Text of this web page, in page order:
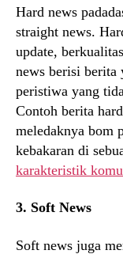
Hard news
straight news.
update,
news berisi berita
peristiwa yang
Contoh berita
meledaknya bom
kebakaran di
karakteristik
3. Soft News
Soft news juga